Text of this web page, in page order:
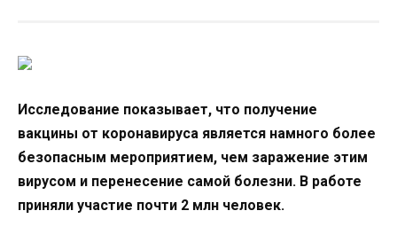
Исследование показывает, что получение
вакцины от коронавируса является намного более
безопасным мероприятием, чем заражение этим
вирусом и перенесение самой болезни. В работе
приняли участие почти 2 млн человек.